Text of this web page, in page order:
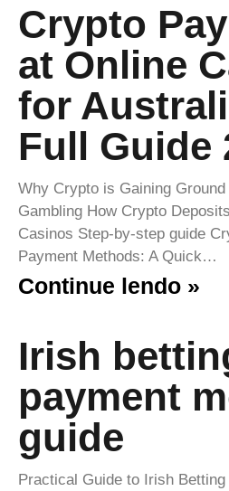
Crypto
at Online
for
Full Guide
Why Crypto is Gaining
Gambling How Crypto
Casinos Step‑by‑step guide
Payment Methods: A Quick…
Continue lendo »
Irish
payment
guide
Practical Guide to Irish